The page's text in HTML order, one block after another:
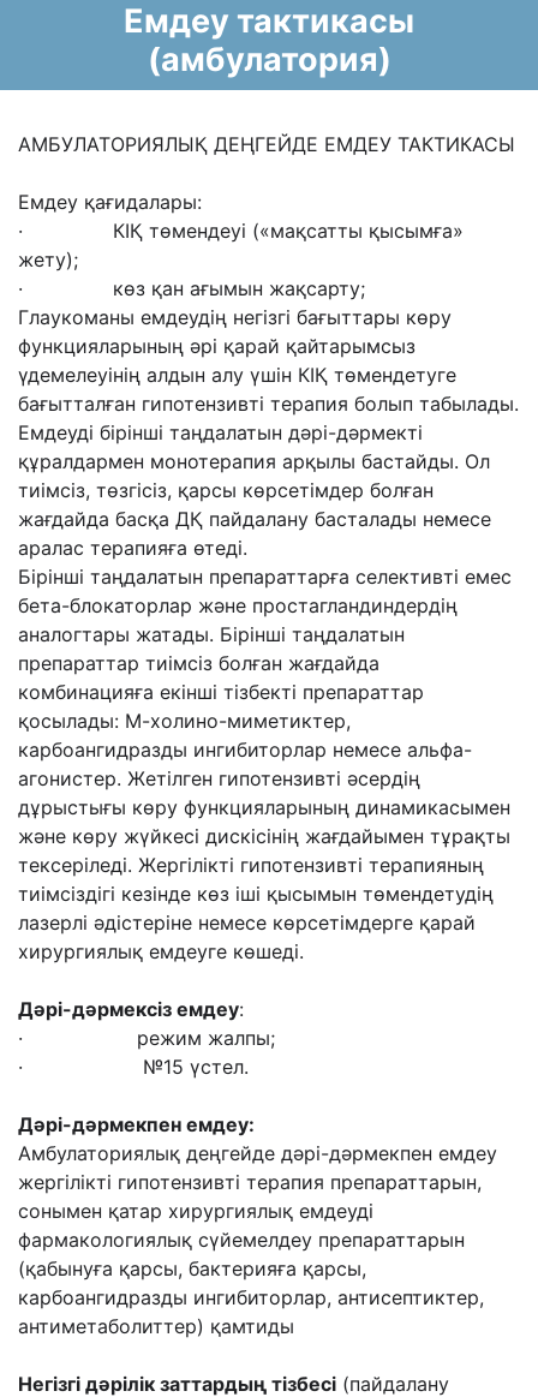
Емдеу тактикасы
(амбулатория)
АМБУЛАТОРИЯЛЫҚ ДЕҢГЕЙДЕ ЕМДЕУ ТАКТИКАСЫ
Емдеу қағидалары:
· КІҚ төмендеуі («мақсатты қысымға»
жету);
· көз қан ағымын жақсарту;
Глаукоманы емдеудің негізгі бағыттары көру
функцияларының әрі қарай қайтарымсыз
үдемелеуінің алдын алу үшін КІҚ төмендетуге
бағытталған гипотензивті терапия болып табылады.
Емдеуді бірінші таңдалатын дәрі-дәрмекті
құралдармен монотерапия арқылы бастайды. Ол
тиімсіз, төзгісіз, қарсы көрсетімдер болған
жағдайда басқа ДҚ пайдалану басталады немесе
аралас терапияға өтеді.
Бірінші таңдалатын препараттарға селективті емес
бета-блокаторлар және простагландиндердің
аналогтары жатады. Бірінші таңдалатын
препараттар тиімсіз болған жағдайда
комбинацияға екінші тізбекті препараттар
қосылады: М-холино-миметиктер,
карбоангидразды ингибиторлар немесе альфа-
агонистер. Жетілген гипотензивті әсердің
дұрыстығы көру функцияларының динамикасымен
және көру жүйкесі дискісінің жағдайымен тұрақты
тексеріледі. Жергілікті гипотензивті терапияның
тиімсіздігі кезінде көз іші қысымын төмендетудің
лазерлі әдістеріне немесе көрсетімдерге қарай
хирургиялық емдеуге көшеді.
Дәрі-дәрмексіз емдеу:
· режим жалпы;
· №15 үстел.
Дәрі-дәрмекпен емдеу:
Амбулаториялық деңгейде дәрі-дәрмекпен емдеу
жергілікті гипотензивті терапия препараттарын,
сонымен қатар хирургиялық емдеуді
фармакологиялық сүйемелдеу препараттарын
(қабынуға қарсы, бактерияға қарсы,
карбоангидразды ингибиторлар, антисептиктер,
антиметаболиттер) қамтиды
Негізгі дәрілік заттардың тізбесі (пайдалану